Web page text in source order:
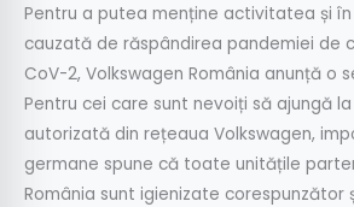
Pentru a putea menține activitatea și
cauzată de răspândirea pandemiei de
CoV-2, Volkswagen România anunță o
Pentru cei care sunt nevoiți să ajungă
autorizată din rețeaua Volkswagen,
germane spune că toate unitățile
România sunt igienizate corespunzător